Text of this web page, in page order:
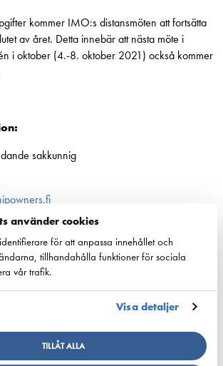
använder cookies
för att anpassa innehållet och
tillhandahålla funktioner för sociala
vår trafik.
Visa detaljer
TILLÅT ALLA
kommer IMO:s distansmöten att fortsätta
av året. Detta innebär att nästa möte i
i oktober (4.-8. oktober 2021) också kommer
sakkunnig